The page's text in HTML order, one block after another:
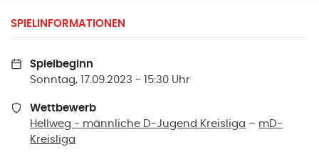
SPIELINFORMATIONEN
Spielbeginn
Sonntag, 17.09.2023 - 15:30 Uhr
Wettbewerb
Hellweg - männliche D-Jugend Kreisliga – mD-
Kreisliga